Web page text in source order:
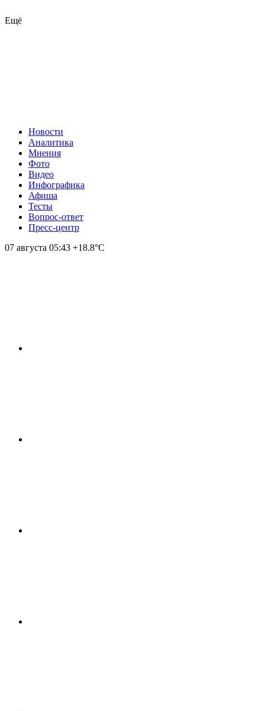
Ещё
Новости
Аналитика
Мнения
Фото
Видео
Инфографика
Афиша
Тесты
Вопрос-ответ
Пресс-центр
07 августа 05:43 +18.8°С